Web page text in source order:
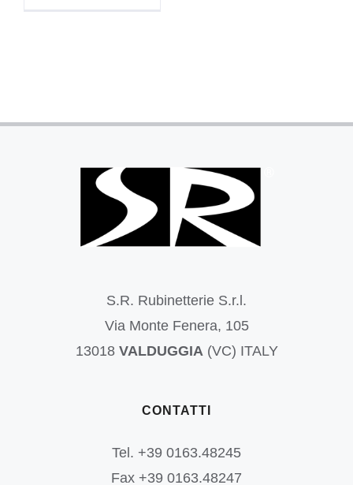
S.R. Rubinetterie S.r.l.
Via Monte Fenera, 105
13018 VALDUGGIA (VC) ITALY
CONTATTI
Tel. +39 0163.48245
Fax +39 0163.48247